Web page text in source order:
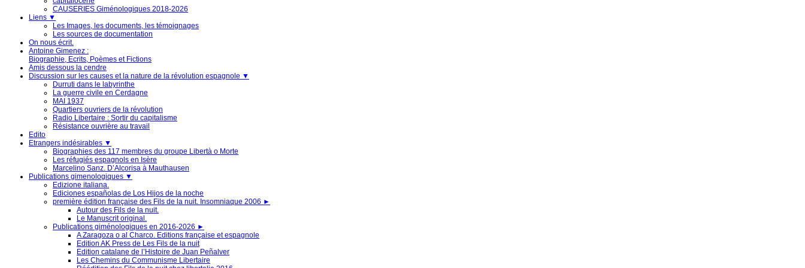
CAUSERIES Giménologiques 2018-2026
Liens ▼
Les Images, les documents, les témoignages
Les sources de documentation
On nous écrit.
Antoine Gimenez :
Biographie, Ecrits, Poèmes et Fictions
Amis dessous la cendre
Discussion sur les causes et la nature de la révolution espagnole ▼
Durruti dans le labyrinthe
La guerre civile en Cerdagne
MAI 1937
Quartiers ouvriers de la révolution
Radio Libertaire : Sortir du capitalisme
Résistance ouvrière au travail
Edito
Etrangers indésirables ▼
Biographies des 117 membres du groupe Libertà o Morte
Les réfugiés espagnols en Isère
Marcelino Sanz. D’Alcorisa à Mauthausen
Publications gimenologiques ▼
Edizione italiana.
Ediciones españolas de Los Hijos de la noche
première édition française des Fils de la nuit. Insomniaque 2006 ►
Autour des Fils de la nuit.
Le Manuscrit original.
Publications giménologiques en 2016-2026 ►
A Zaragoza o al Charco. Editions française et espagnole
Edition AK Press de Les Fils de la nuit
Edition catalane de l’Histoire de Juan Peñalver
Les Chemins du Communisme Libertaire